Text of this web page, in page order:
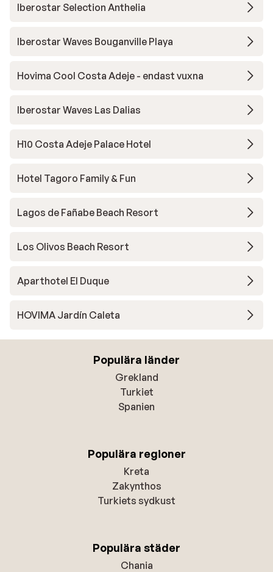
Iberostar Selection Anthelia
Iberostar Waves Bouganville Playa
Hovima Cool Costa Adeje - endast vuxna
Iberostar Waves Las Dalias
H10 Costa Adeje Palace Hotel
Hotel Tagoro Family & Fun
Lagos de Fañabe Beach Resort
Los Olivos Beach Resort
Aparthotel El Duque
HOVIMA Jardín Caleta
Populära länder
Grekland
Turkiet
Spanien
Populära regioner
Kreta
Zakynthos
Turkiets sydkust
Populära städer
Chania